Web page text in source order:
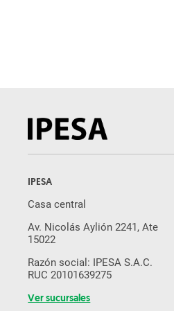
Cosechadora De Caña
Rastra
Cosechadora De Forraje
IPESA
Casa central
Av. Nicolás Aylión 2241, Ate
15022
Razón social: IPESA S.A.C.
RUC 20101639275
Ver sucursales